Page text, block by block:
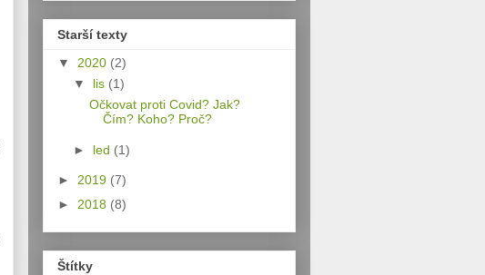
Starší texty
▼ 2020 (2)
▼ lis (1)
Očkovat proti Covid? Jak?
Čím? Koho? Proč?
► led (1)
► 2019 (7)
► 2018 (8)
Štítky